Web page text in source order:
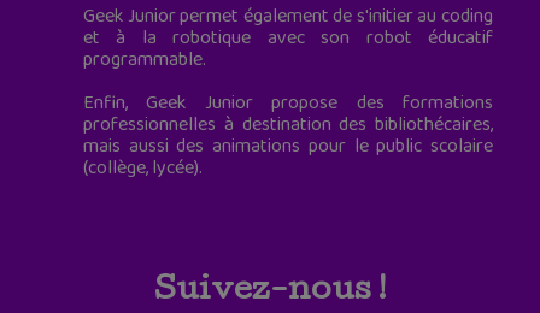
Geek Junior permet également de s'initier au coding
et à la robotique avec son robot éducatif
programmable.
Enfin, Geek Junior propose des formations
professionnelles à destination des bibliothécaires,
mais aussi des animations pour le public scolaire
(collège, lycée).
Suivez-nous !